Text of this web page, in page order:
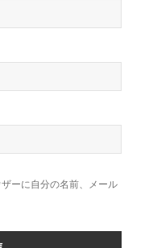
ーに自分の名前、メール